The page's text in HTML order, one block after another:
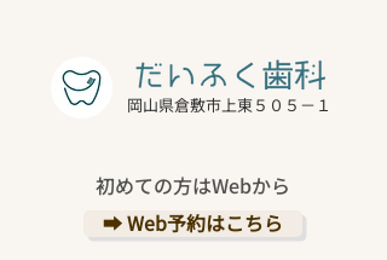
岡山県倉敷市上東５０５－１
初めての方はWebから
➡ Web予約はこちら